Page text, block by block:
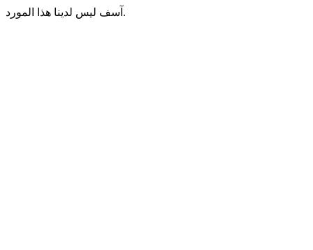
آسف ليس لدينا هذا المورد.